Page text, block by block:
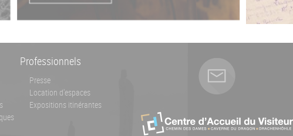
Professionnels
Presse
Location d'espaces
Expositions itinérantes